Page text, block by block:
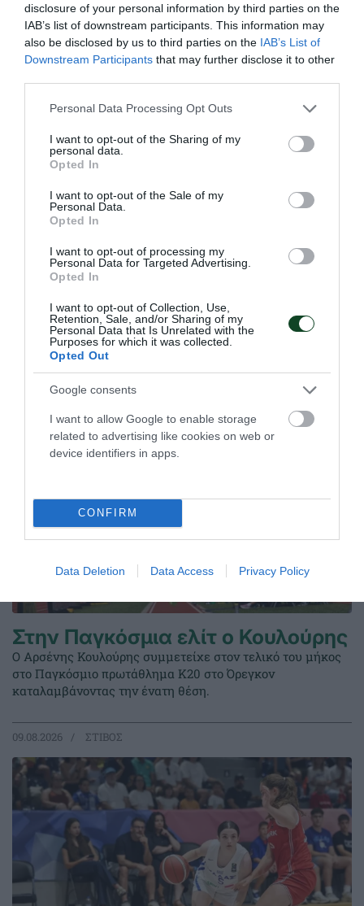
disclosure of your personal information by third parties on the
IAB’s list of downstream participants. This information may
also be disclosed by us to third parties on the IAB’s List of
Downstream Participants that may further disclose it to other
Please note that this website/app uses one or more Google
not limited to your visit or usage behaviour. You may click to
grant or deny consent to Google and its third-party tags to
use your data for below specified purposes in below Google
consent section.
Personal Data Processing Opt Outs
I want to opt-out of the Sharing of my
personal data.
Opted In
I want to opt-out of the Sale of my
Personal Data.
Opted In
I want to opt-out of processing my
Personal Data for Targeted Advertising.
Opted In
I want to opt-out of Collection, Use,
Retention, Sale, and/or Sharing of my
Personal Data that Is Unrelated with the
Purposes for which it was collected.
Opted Out
Google consents
I want to allow Google to enable storage
related to advertising like cookies on web or
device identifiers in apps.
CONFIRM
Data Deletion Data Access Privacy Policy
Με Θέμελη η Εθνική Ομάδα
Τοξοβολίας για τους
Μεσογειακούς αγώνες
Ο Παναγιώτης Θέμελης του Παναθηναϊκού είναι στην
αποστολή της Εθνικής Ομάδας Τοξοβολίας για τους
Μεσογειακούς αγώνες.
09.06.2026 ΤΟΞΟΒΟΛΙΑ
ΤΕΛΕΥΤΑΙΑ ΝΕΑ
Στην Παγκόσμια ελίτ ο Κουλούρης
Ο Αρσένης Κουλούρης συμμετείχε στον τελικό του μήκος
στο Παγκόσμιο πρωτάθλημα Κ20 στο Όρεγκον
καταλαμβάνοντας την ένατη θέση.
09.08.2026 ΣΤΙΒΟΣ